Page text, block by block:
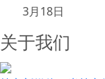
3月18日
关于我们